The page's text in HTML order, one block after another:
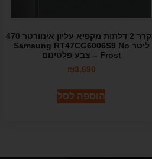
מקרר 2 דלתות מקפיא עליון אינוורטר 470
ליטר Samsung RT47CG6006S9 No
Frost – צבע פלטינום
₪3,690
הוספה לסל